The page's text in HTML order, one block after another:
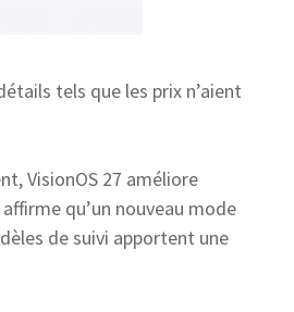
tels que les prix n’aient
VisionOS 27 améliore
qu’un nouveau mode
de suivi apportent une